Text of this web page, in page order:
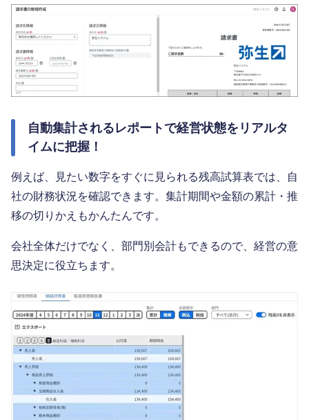
自動集計されるレポートで経営状態をリアルタ
イムに把握！
例えば、見たい数字をすぐに見られる残高試算表では、自
社の財務状況を確認できます。集計期間や金額の累計・推
移の切りかえもかんたんです。
会社全体だけでなく、部門別会計もできるので、経営の意
思決定に役立ちます。